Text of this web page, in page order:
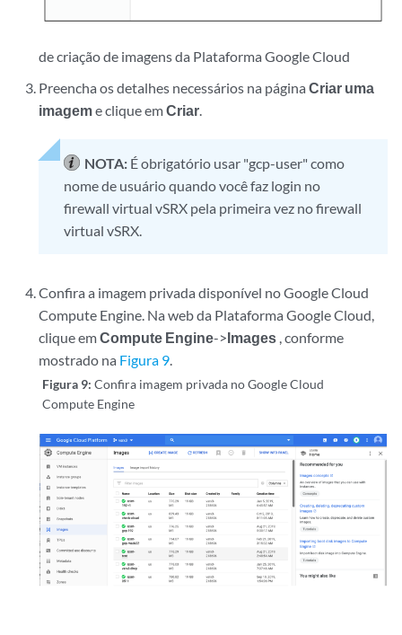
de criação de imagens da Plataforma Google Cloud
Preencha os detalhes necessários na páginaCriar uma
imageme clique emCriar
NOTA: É obrigatório usar "gcp-user" como
nome de usuário quando você faz login no
firewall virtual vSRX pela primeira vez no firewall
virtual vSRX.
Confira a imagem privada disponível no Google Cloud
Compute Engine. Na web da Plataforma Google Cloud,
clique emCompute Engine->Images , conforme
mostrado na Figura 9
Figura 9:Confira imagem privada no Google Cloud
Compute Engine